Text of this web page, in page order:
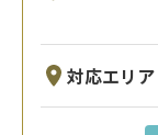
対応エリア